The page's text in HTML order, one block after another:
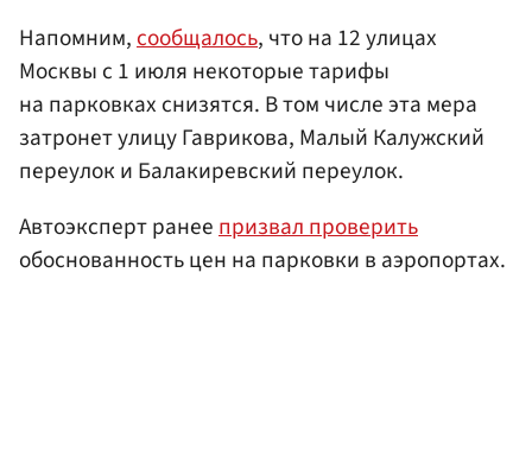
Напомним,сообщалось, что на 12 улицах
Москвы с 1 июля некоторые тарифы
на парковках снизятся. В том числе эта мера
затронет улицу Гаврикова, Малый Калужский
переулок и Балакиревский переулок.
Автоэксперт ранеепризвал проверить
обоснованность цен на парковки в аэропортах.